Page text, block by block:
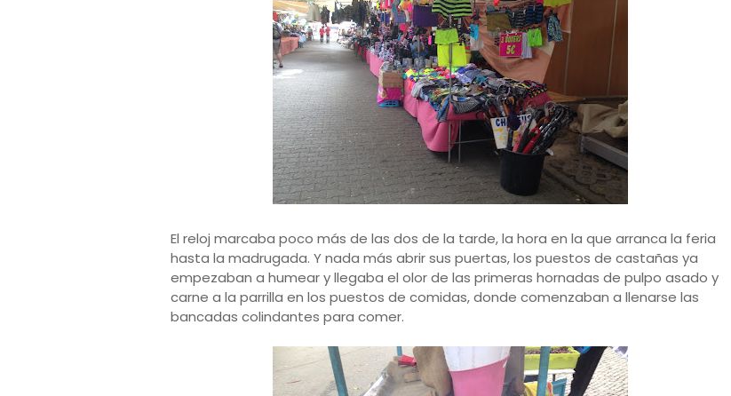
El reloj marcaba poco más de las dos de la tarde, la hora en la que arranca la feria
hasta la madrugada. Y nada más abrir sus puertas, los puestos de castañas ya
empezaban a humear y llegaba el olor de las primeras hornadas de pulpo asado y
carne a la parrilla en los puestos de comidas, donde comenzaban a llenarse las
bancadas colindantes para comer.